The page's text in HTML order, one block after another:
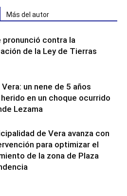
Más del autor
pronunció contra la
de la Ley de Tierras
un nene de 5 años
en un choque ocurrido
Lezama
de Vera avanza con
para optimizar el
de la zona de Plaza